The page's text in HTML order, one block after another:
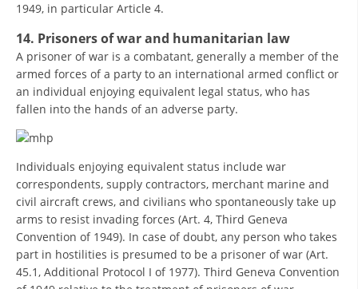
1949, in particular Article 4.
14. Prisoners of war and humanitarian law
A prisoner of war is a combatant, generally a member of the
armed forces of a party to an international armed conflict or
an individual enjoying equivalent legal status, who has
fallen into the hands of an adverse party.
Individuals enjoying equivalent status include war
correspondents, supply contractors, merchant marine and
civil aircraft crews, and civilians who spontaneously take up
arms to resist invading forces (Art. 4, Third Geneva
Convention of 1949). In case of doubt, any person who takes
part in hostilities is presumed to be a prisoner of war (Art.
45.1, Additional Protocol I of 1977). Third Geneva Convention